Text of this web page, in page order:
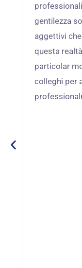
gentilezza
aggettivi
questa
particolar
colleghi per